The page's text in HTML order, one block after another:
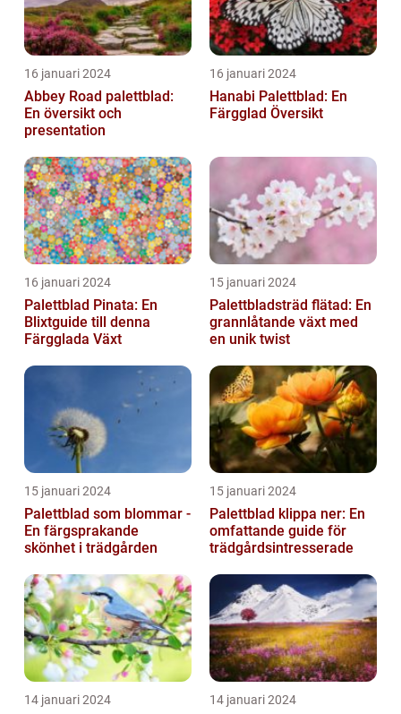
16 januari 2024
Abbey Road palettblad:
En översikt och
presentation
16 januari 2024
Hanabi Palettblad: En
Färgglad Översikt
16 januari 2024
Palettblad Pinata: En
Blixtguide till denna
Färgglada Växt
15 januari 2024
Palettbladsträd flätad: En
grannlåtande växt med
en unik twist
15 januari 2024
Palettblad som blommar -
En färgsprakande
skönhet i trädgården
15 januari 2024
Palettblad klippa ner: En
omfattande guide för
trädgårdsintresserade
14 januari 2024 14 januari 2024